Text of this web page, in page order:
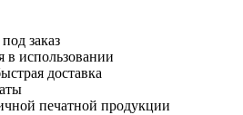
заказ
в использовании
доставка
печатной продукции